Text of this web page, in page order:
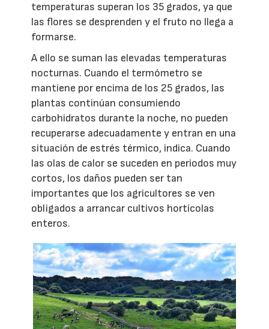
temperaturas superan los 35 grados, ya que
las flores se desprenden y el fruto no llega a
formarse.
A ello se suman las elevadas temperaturas
nocturnas. Cuando el termómetro se
mantiene por encima de los 25 grados, las
plantas continúan consumiendo
carbohidratos durante la noche, no pueden
recuperarse adecuadamente y entran en una
situación de estrés térmico, indica. Cuando
las olas de calor se suceden en periodos muy
cortos, los daños pueden ser tan
importantes que los agricultores se ven
obligados a arrancar cultivos hortícolas
enteros.